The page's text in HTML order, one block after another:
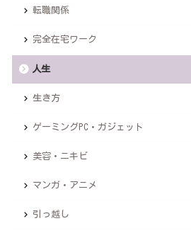
転職関係
完全在宅ワーク
人生
生き方
ゲーミングPC・ガジェット
美容・ニキビ
マンガ・アニメ
引っ越し